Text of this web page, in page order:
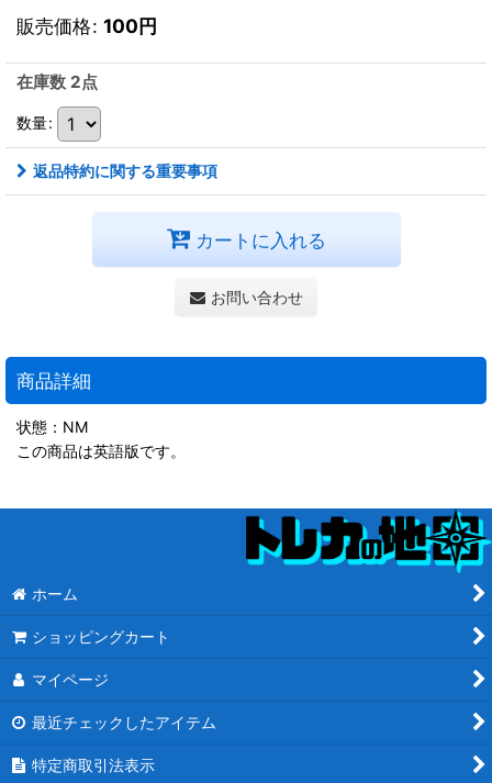
販売価格: 100円
在庫数 2点
数量:
返品特約に関する重要事項
カートに入れる
お問い合わせ
商品詳細
状態：NM
この商品は英語版です。
ホーム
ショッピングカート
マイページ
最近チェックしたアイテム
特定商取引法表示